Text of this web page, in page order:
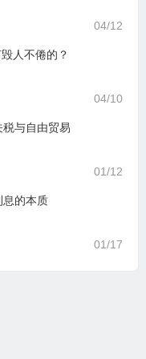
04/12
人不倦的？
04/10
税与自由贸易
01/12
息的本质
01/17